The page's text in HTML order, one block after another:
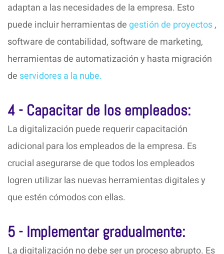
adaptan a las necesidades de la empresa. Esto
puede incluir herramientas degestión de proyectos,
software de contabilidad, software de marketing,
herramientas de automatización y hasta migración
de servidores a la nube.
4 - Capacitar de los empleados:
La digitalización puede requerir capacitación
adicional para los empleados de la empresa. Es
crucial asegurarse de que todos los empleados
logren utilizar las nuevas herramientas digitales y
que estén cómodos con ellas.
5 - Implementar gradualmente:
La digitalización no debe ser un proceso abrupto. Es